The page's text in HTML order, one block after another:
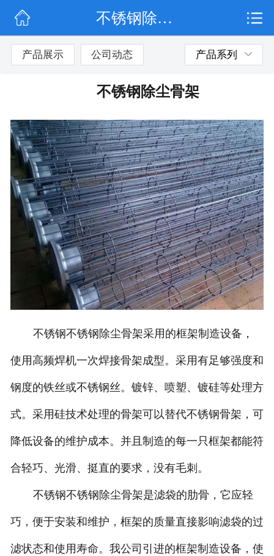
公司简介
联系我们
不锈钢除尘骨架
产品展示 公司动态 产品系列
不锈钢除尘骨架
不锈钢不锈钢除尘骨架采用的框架制造设备，
使用高频焊机一次焊接骨架成型。采用有足够强度和
钢度的铁丝或不锈钢丝。镀锌、喷塑、镀硅等处理方
式。采用硅技术处理的骨架可以替代不锈钢骨架，可
降低设备的维护成本。并且制造的每一只框架都能符
合轻巧、光滑、挺直的要求，没有毛刺。
不锈钢不锈钢除尘骨架是滤袋的肋骨，它应轻
巧，便于安装和维护，框架的质量直接影响滤袋的过
滤状态和使用寿命。我公司引进的框架制造设备，使